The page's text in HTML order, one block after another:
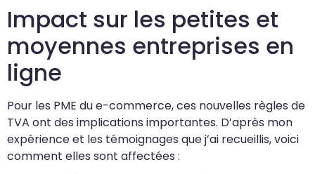
Impact sur les petites et
moyennes entreprises en
ligne
Pour les PME du e-commerce, ces nouvelles règles de
TVA ont des implications importantes. D’après mon
expérience et les témoignages que j’ai recueillis, voici
comment elles sont affectées :